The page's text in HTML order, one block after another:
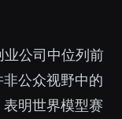
公司中位列前
公众视野中的
明世界模型赛